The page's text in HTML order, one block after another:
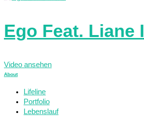
Ego Feat. Liane I
Video ansehen
About
Lifeline
Portfolio
Lebenslauf